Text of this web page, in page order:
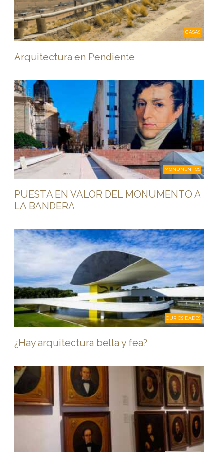
CASAS
Arquitectura en Pendiente
MONUMENTOS
PUESTA EN VALOR DEL MONUMENTO A
LA BANDERA
CURIOSIDADES
¿Hay arquitectura bella y fea?